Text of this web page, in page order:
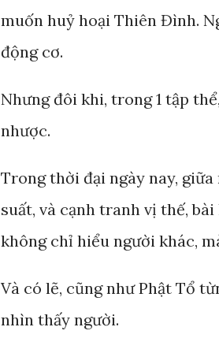
muốn huỷ hoại Thiên Đình.
động cơ.
Nhưng đôi khi, trong 1 tập
nhược.
Trong thời đại ngày nay,
suất, và cạnh tranh vị thế,
không chỉ hiểu người khác,
Và có lẽ, cũng như Phật Tổ
nhìn thấy người.